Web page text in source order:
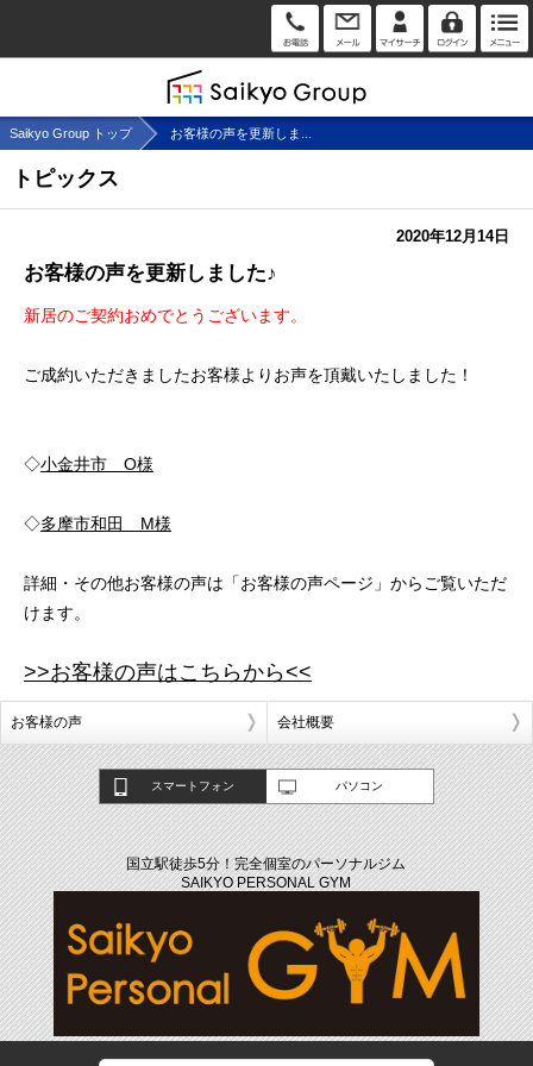
Saikyo Group トップ お客様の声を更新しま...
トピックス
2020年12月14日
お客様の声を更新しました♪
新居のご契約おめでとうございます。
ご成約いただきましたお客様よりお声を頂戴いたしました！
◇小金井市 O様
◇多摩市和田 M様
詳細・その他お客様の声は「お客様の声ページ」からご覧いただ
けます。
>>お客様の声はこちらから<<
お客様の声 会社概要
スマートフォン パソコン
国立駅徒歩5分！完全個室のパーソナルジム
SAIKYO PERSONAL GYM